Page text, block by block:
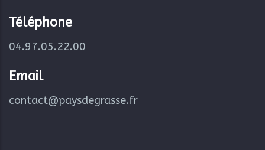
Téléphone
04.97.05.22.00
Email
contact@paysdegrasse.fr